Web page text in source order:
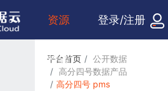
资源
检索
登录/注册
平台首页
公开数据
高分四号数据产品
高分四号 pms